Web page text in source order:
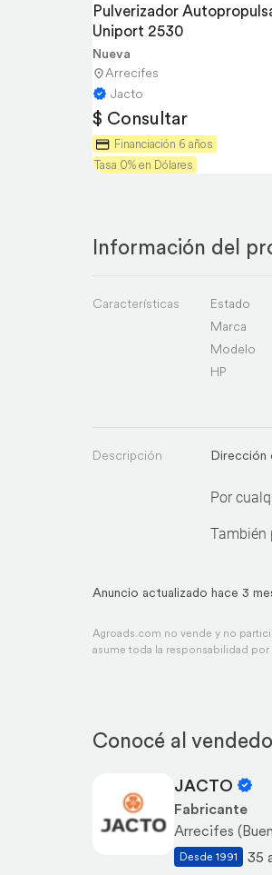
Pulverizador
Uniport 2530
Nueva
Arrecifes
Jacto
$ Consultar
Financiación 6 años
Tasa 0% en Dólares
Información del
Características Estado
Marca
Modelo
HP
Descripción Dirección
Por
También
Anuncio actualizado hace 3
Agroads.com no vende y no
asume toda la responsabilidad
Conocé al
JACTO
Fabricante
Arrecifes
Desde 1991
35